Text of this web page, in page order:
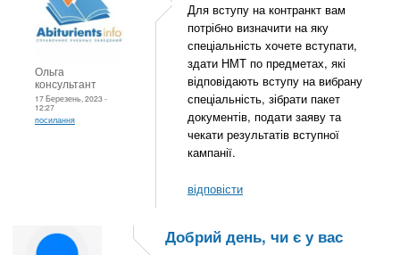
Ольга
консультант
17 Березень, 2023 -
12:27
посилання
Для вступу на контранкт вам
потрібно визначити на яку
спеціальність хочете вступати,
здати НМТ по предметах, які
відповідають вступу на вибрану
спеціальність, зібрати пакет
документів, подати заяву та
чекати результатів вступної
кампанії.
відповісти
Добрий день, чи є у вас